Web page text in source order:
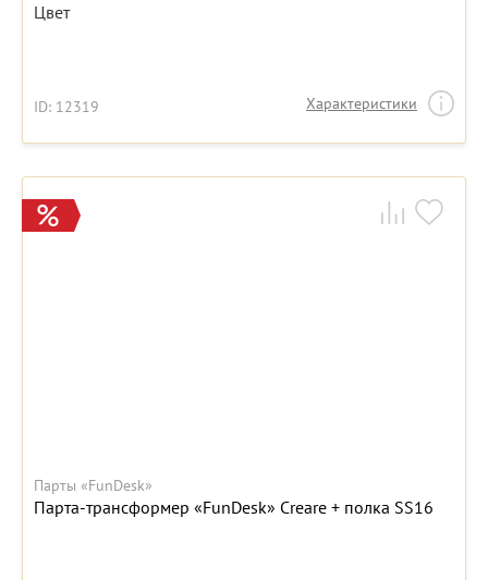
Цвет
ID: 12319 Характеристики
Парты «FunDesk»
Парта-трансформер «FunDesk» Creare + полка SS16